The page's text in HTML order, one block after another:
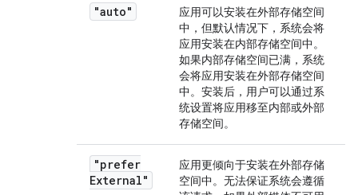
"auto"
应用可以安装在外部存储空间
中，但默认情况下，系统会将
应用安装在内部存储空间中。
如果内部存储空间已满，系统
会将应用安装在外部存储空间
中。安装后，用户可以通过系
统设置将应用移至内部或外部
存储空间。
"prefer
External"
应用更倾向于安装在外部存储
空间中。无法保证系统会遵循